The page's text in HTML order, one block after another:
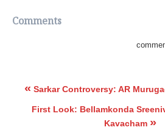
Comments
« Sarkar Controversy: AR
First Look: Bellamkonda
Kavacham »